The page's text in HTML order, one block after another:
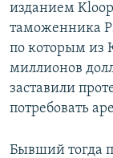
изданием
таможенника
по которым из
миллионов
заставили
потребовать
Бывший тогда